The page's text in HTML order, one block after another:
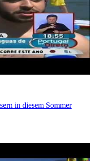
in diesem Sommer